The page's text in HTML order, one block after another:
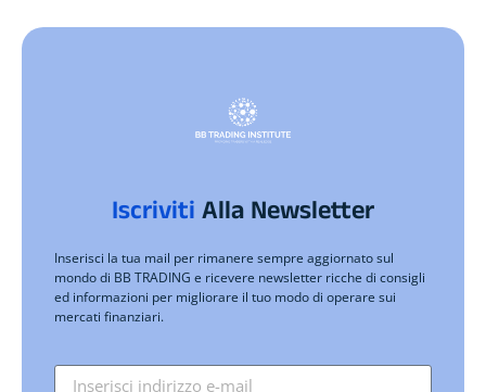
IscrivitiAlla Newsletter
Inserisci la tua mail per rimanere sempre aggiornato sul
mondo di BB TRADING e ricevere newsletter ricche di consigli
ed informazioni per migliorare il tuo modo di operare sui
mercati finanziari.